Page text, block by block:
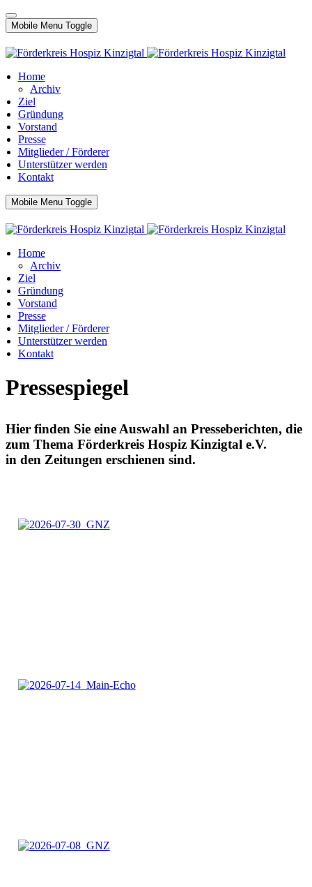
Mobile Menu Toggle
Home
Archiv
Ziel
Gründung
Vorstand
Presse
Mitglieder / Förderer
Unterstützer werden
Kontakt
Mobile Menu Toggle
Home
Archiv
Ziel
Gründung
Vorstand
Presse
Mitglieder / Förderer
Unterstützer werden
Kontakt
Pressespiegel
Hier finden Sie eine Auswahl an Presseberichten, die
zum Thema Förderkreis Hospiz Kinzigtal e.V.
in den Zeitungen erschienen sind.